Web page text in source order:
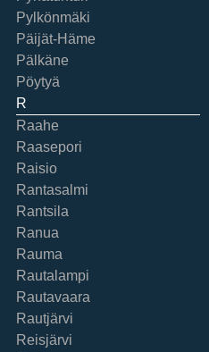
Pylkönmäki
Päijät-Häme
Pälkäne
Pöytyä
R
Raahe
Raasepori
Raisio
Rantasalmi
Rantsila
Ranua
Rauma
Rautalampi
Rautavaara
Rautjärvi
Reisjärvi